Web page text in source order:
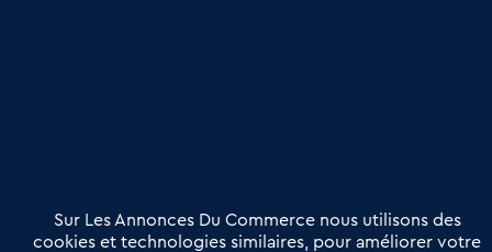
Offres Pro
Actualités
Qui sommes nous ?
Sur Les Annonces Du Commerce nous utilisons des
cookies et technologies similaires, pour améliorer votre